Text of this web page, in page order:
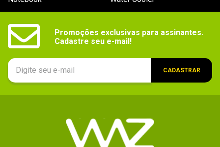
Outras
informações
Conector de energia: 1x 16 pinos.
embalagem
Promoções exclusivas para assinantes.
Cadastre seu e-mail!
CADASTRAR